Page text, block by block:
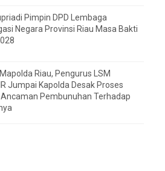
Pimpin DPD Lembaga
Negara Provinsi Riau Masa Bakti
Riau, Pengurus LSM
Jumpai Kapolda Desak Proses
Ancaman Pembunuhan Terhadap